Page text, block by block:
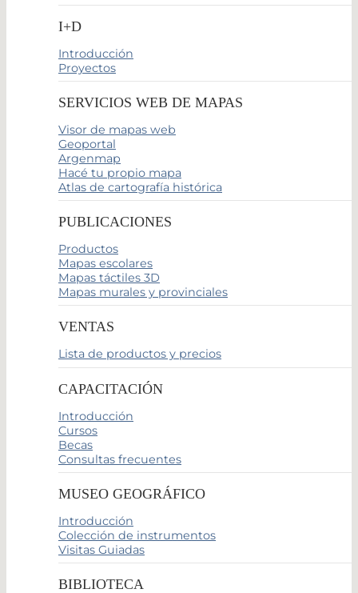
I+D
Introducción
Proyectos
SERVICIOS WEB DE MAPAS
Visor de mapas web
Geoportal
Argenmap
Hacé tu propio mapa
Atlas de cartografía histórica
PUBLICACIONES
Productos
Mapas escolares
Mapas táctiles 3D
Mapas murales y provinciales
VENTAS
Lista de productos y precios
CAPACITACIÓN
Introducción
Cursos
Becas
Consultas frecuentes
MUSEO GEOGRÁFICO
Introducción
Colección de instrumentos
Visitas Guiadas
BIBLIOTECA